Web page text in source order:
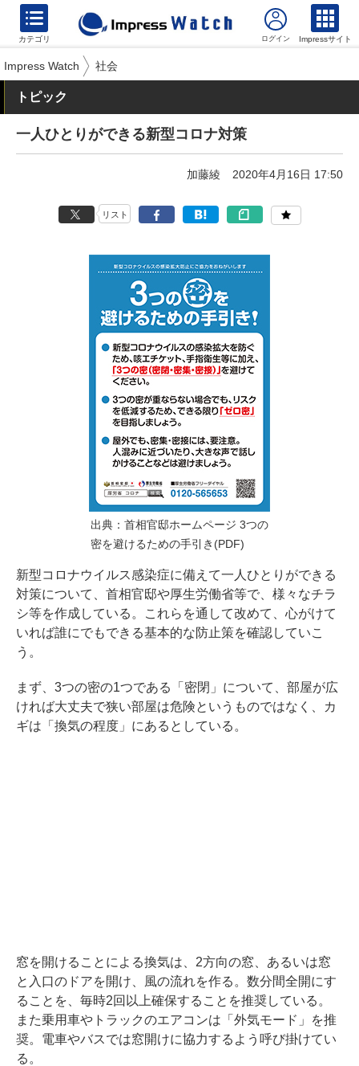
カテゴリ Impressサイト
Impress Watch 社会
トピック
一人ひとりができる新型コロナ対策
加藤綾 2020年4月16日 17:50
リスト
出典： 首相官邸ホームページ 3つの
密を避けるための手引き(PDF)
新型コロナウイルス感染症に備えて一人ひとりができる
対策について、首相官邸や厚生労働省等で、様々なチラ
シ等を作成している。これらを通して改めて、心がけて
いれば誰にでもできる基本的な防止策を確認していこ
う。
まず、3つの密の1つである「密閉」について、部屋が広
ければ大丈夫で狭い部屋は危険というものではなく、カ
ギは「換気の程度」にあるとしている。
窓を開けることによる換気は、2方向の窓、あるいは窓
と入口のドアを開け、風の流れを作る。数分間全開にす
ることを、毎時2回以上確保することを推奨している。
また乗用車やトラックのエアコンは「外気モード」を推
奨。電車やバスでは窓開けに協力するよう呼び掛けてい
る。